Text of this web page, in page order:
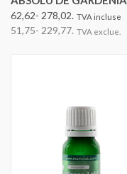
62,62- 278,02. TVA incluse
51,75- 229,77. TVA exclue.